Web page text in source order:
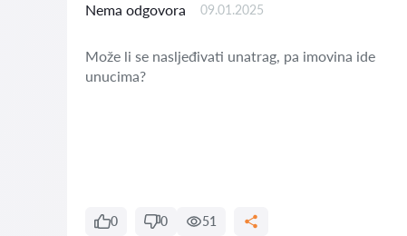
Nema odgovora 09.01.2025
Može li se nasljeđivati unatrag, pa imovina ide
unucima?
0 0 51